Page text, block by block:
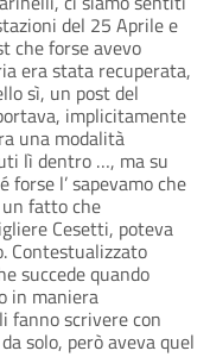
del 25 Aprile e
che forse avevo
era stata recuperata,
sì, un post del
implicitamente
una modalità
lì dentro …, ma su
l’ sapevamo che
fatto che
Cesetti, poteva
Contestualizzato
succede quando
in maniera
fanno scrivere con
solo, però aveva quel